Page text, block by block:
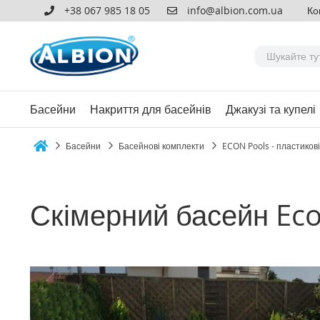
+38 067 985 18 05 info@albion.com.ua
Басейни Накриття для басейнів Джакузі та купелі
Басейни Басейнові комплекти ECON Pools -
Скімерний басейн
Перейти
до
кінця
галереї